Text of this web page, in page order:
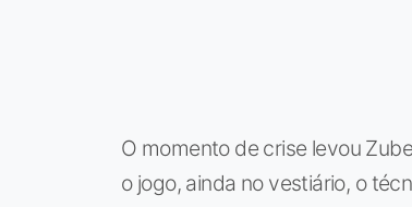
O momento de crise levou
o jogo, ainda no vestiário, o